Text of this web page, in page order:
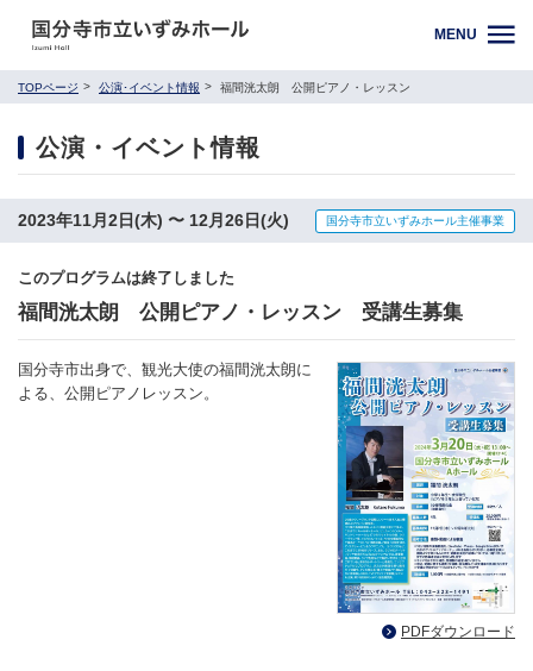
MENU
TOPページ 公演･イベント情報 福間洸太朗 公開ピアノ・レッスン
公演・イベント情報
2023年11月2日(木) 〜 12月26日(火) 国分寺市立いずみホール主催事業
このプログラムは終了しました
福間洸太朗 公開ピアノ・レッスン 受講生募集
国分寺市出身で、観光大使の福間洸太朗に
よる、公開ピアノレッスン。
PDFダウンロード